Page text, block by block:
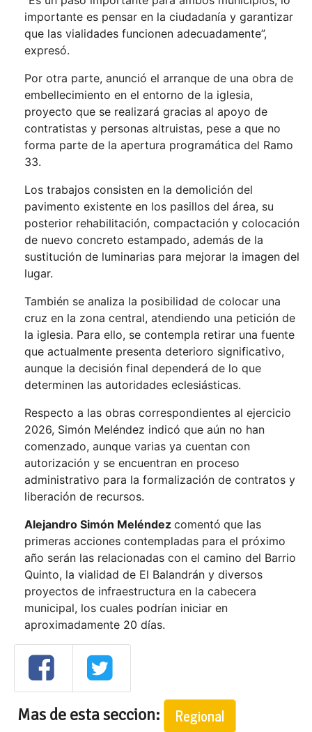
importante es pensar en la ciudadanía y garantizar
que las vialidades funcionen adecuadamente”,
expresó.
Por otra parte, anunció el arranque de una obra de
embellecimiento en el entorno de la iglesia,
proyecto que se realizará gracias al apoyo de
contratistas y personas altruistas, pese a que no
forma parte de la apertura programática del Ramo
33.
Los trabajos consisten en la demolición del
pavimento existente en los pasillos del área, su
posterior rehabilitación, compactación y colocación
de nuevo concreto estampado, además de la
sustitución de luminarias para mejorar la imagen del
lugar.
También se analiza la posibilidad de colocar una
cruz en la zona central, atendiendo una petición de
la iglesia. Para ello, se contempla retirar una fuente
que actualmente presenta deterioro significativo,
aunque la decisión final dependerá de lo que
determinen las autoridades eclesiásticas.
Respecto a las obras correspondientes al ejercicio
2026, Simón Meléndez indicó que aún no han
comenzado, aunque varias ya cuentan con
autorización y se encuentran en proceso
administrativo para la formalización de contratos y
liberación de recursos.
Alejandro Simón Meléndez comentó que las
primeras acciones contempladas para el próximo
año serán las relacionadas con el camino del Barrio
Quinto, la vialidad de El Balandrán y diversos
proyectos de infraestructura en la cabecera
municipal, los cuales podrían iniciar en
aproximadamente 20 días.
Mas de esta seccion: Regional